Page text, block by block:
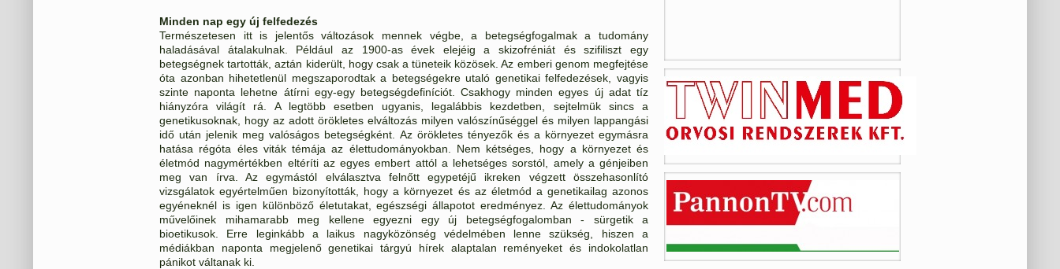
Minden nap egy új felfedezés
Természetesen itt is jelentős változások mennek végbe, a betegségfogalmak a tudomány
haladásával átalakulnak. Például az 1900-as évek elejéig a skizofréniát és szifiliszt egy
betegségnek tartották, aztán kiderült, hogy csak a tüneteik közösek. Az emberi genom megfejtése
óta azonban hihetetlenül megszaporodtak a betegségekre utaló genetikai felfedezések, vagyis
szinte naponta lehetne átírni egy-egy betegségdefiníciót. Csakhogy minden egyes új adat tíz
hiányzóra világít rá. A legtöbb esetben ugyanis, legalábbis kezdetben, sejtelmük sincs a
genetikusoknak, hogy az adott örökletes elváltozás milyen valószínűséggel és milyen lappangási
idő után jelenik meg valóságos betegségként. Az örökletes tényezők és a környezet egymásra
hatása régóta éles viták témája az élettudományokban. Nem kétséges, hogy a környezet és
életmód nagymértékben eltéríti az egyes embert attól a lehetséges sorstól, amely a génjeiben
meg van írva. Az egymástól elválasztva felnőtt egypetéjű ikreken végzett összehasonlító
vizsgálatok egyértelműen bizonyították, hogy a környezet és az életmód a genetikailag azonos
egyéneknél is igen különböző életutakat, egészségi állapotot eredményez. Az élettudományok
művelőinek mihamarabb meg kellene egyezni egy új betegségfogalomban - sürgetik a
bioetikusok. Erre leginkább a laikus nagyközönség védelmében lenne szükség, hiszen a
médiákban naponta megjelenő genetikai tárgyú hírek alaptalan reményeket és indokolatlan
pánikot váltanak ki.